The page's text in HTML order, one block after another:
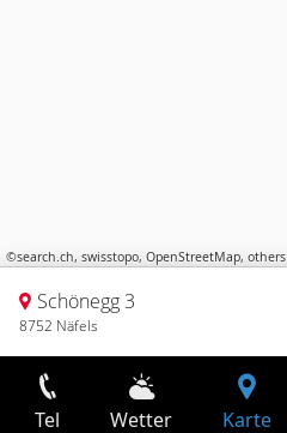
©search.ch, swisstopo, OpenStreetMap, others
Schönegg 3
8752 Näfels
Tel Wetter Karte